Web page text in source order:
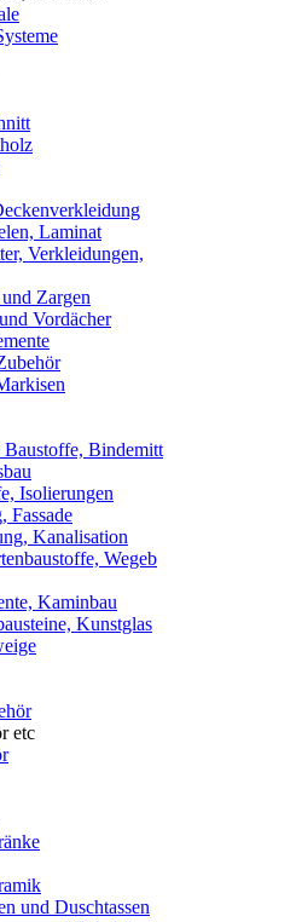
Laminat
Verkleidungen,
Zargen
Vordächer
Baustoffe, Bindemitt
Isolierungen
Fassade
Kanalisation
Wegeb
Kaminbau
Kunstglas
etc
und Duschtassen